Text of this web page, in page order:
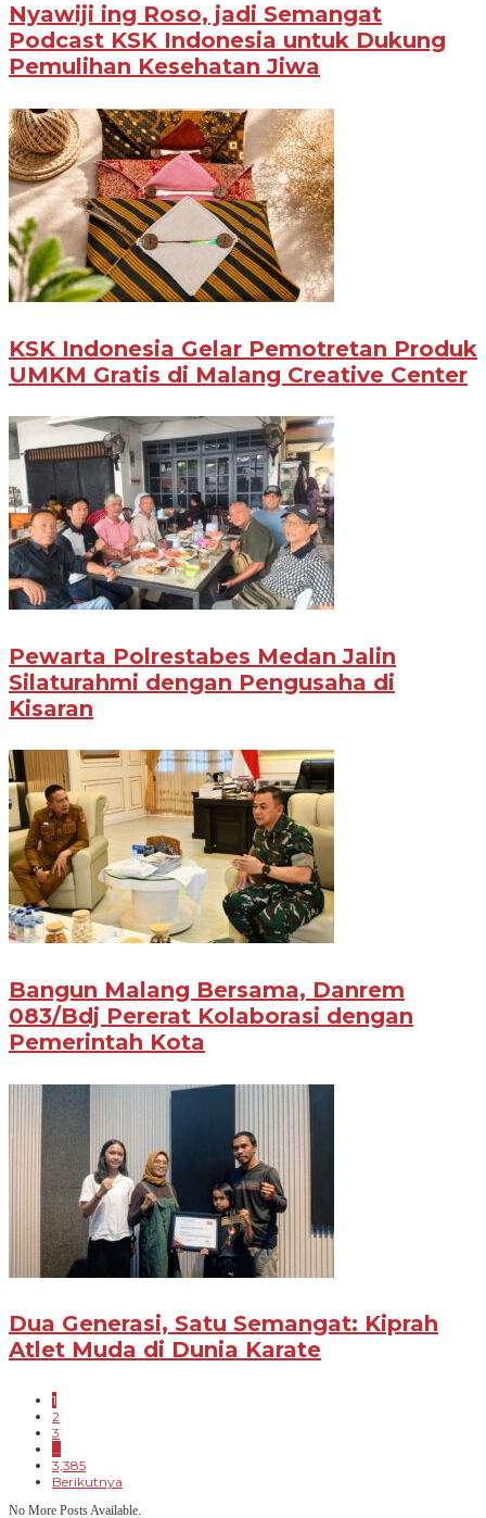
Nyawiji ing Roso, jadi Semangat
Podcast KSK Indonesia untuk Dukung
Pemulihan Kesehatan Jiwa
KSK Indonesia Gelar Pemotretan Produk
UMKM Gratis di Malang Creative Center
Pewarta Polrestabes Medan Jalin
Silaturahmi dengan Pengusaha di
Kisaran
Bangun Malang Bersama, Danrem
083/Bdj Pererat Kolaborasi dengan
Pemerintah Kota
Dua Generasi, Satu Semangat: Kiprah
Atlet Muda di Dunia Karate
1
2
3
3,385
Berikutnya
No More Posts Available.